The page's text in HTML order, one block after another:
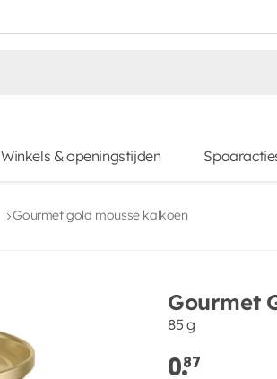
Winkels & openingstijden
Gourmet gold mousse kalkoen
Gourmet
85 g
0.87